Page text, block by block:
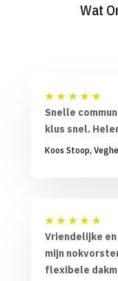
Wat
★ ★ ★ ★ ★
Snelle
klus snel.
Koos Stoop,
★ ★ ★ ★ ★
Vriendelijke en
mijn
flexibele